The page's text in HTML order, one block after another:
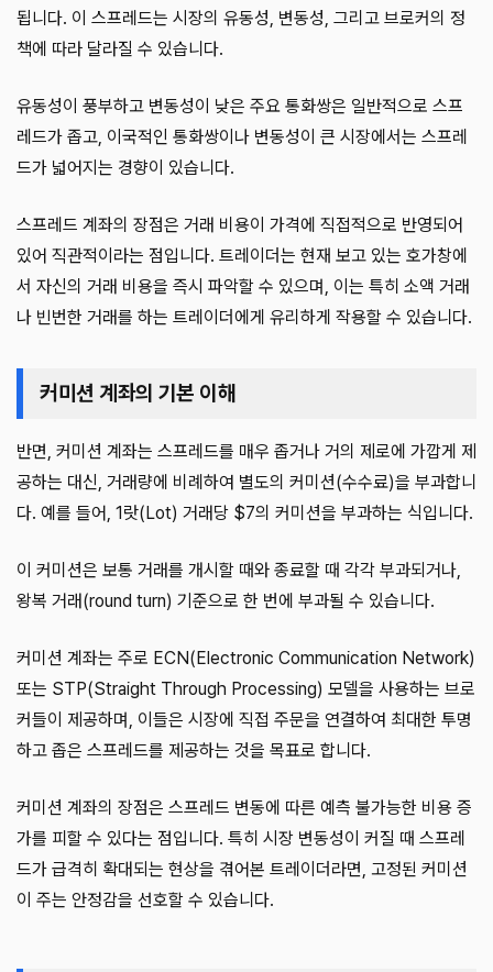
됩니다. 이 스프레드는 시장의 유동성, 변동성, 그리고 브로커의 정
책에 따라 달라질 수 있습니다.
유동성이 풍부하고 변동성이 낮은 주요 통화쌍은 일반적으로 스프
레드가 좁고, 이국적인 통화쌍이나 변동성이 큰 시장에서는 스프레
드가 넓어지는 경향이 있습니다.
스프레드 계좌의 장점은 거래 비용이 가격에 직접적으로 반영되어
있어 직관적이라는 점입니다. 트레이더는 현재 보고 있는 호가창에
서 자신의 거래 비용을 즉시 파악할 수 있으며, 이는 특히 소액 거래
나 빈번한 거래를 하는 트레이더에게 유리하게 작용할 수 있습니다.
커미션 계좌의 기본 이해
반면, 커미션 계좌는 스프레드를 매우 좁거나 거의 제로에 가깝게 제
공하는 대신, 거래량에 비례하여 별도의 커미션(수수료)을 부과합니
다. 예를 들어, 1랏(Lot) 거래당 $7의 커미션을 부과하는 식입니다.
이 커미션은 보통 거래를 개시할 때와 종료할 때 각각 부과되거나,
왕복 거래(round turn) 기준으로 한 번에 부과될 수 있습니다.
커미션 계좌는 주로 ECN(Electronic Communication Network)
또는 STP(Straight Through Processing) 모델을 사용하는 브로
커들이 제공하며, 이들은 시장에 직접 주문을 연결하여 최대한 투명
하고 좁은 스프레드를 제공하는 것을 목표로 합니다.
커미션 계좌의 장점은 스프레드 변동에 따른 예측 불가능한 비용 증
가를 피할 수 있다는 점입니다. 특히 시장 변동성이 커질 때 스프레
드가 급격히 확대되는 현상을 겪어본 트레이더라면, 고정된 커미션
이 주는 안정감을 선호할 수 있습니다.